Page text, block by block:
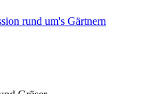
rund um's Gärtnern